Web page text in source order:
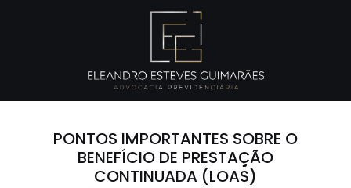
PONTOS IMPORTANTES SOBRE O
BENEFÍCIO DE PRESTAÇÃO
CONTINUADA (LOAS)